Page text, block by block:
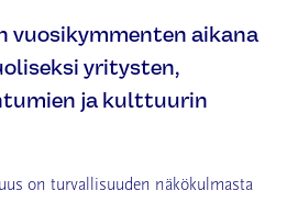
vuosikymmenten aikana
yritysten,
ja kulttuurin
on turvallisuuden näkökulmasta